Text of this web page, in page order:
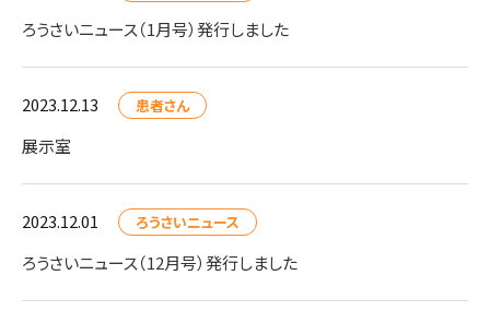
ろうさいニュース（1月号）発行しました
2023.12.13 患者さん
展示室
2023.12.01 ろうさいニュース
ろうさいニュース（12月号）発行しました